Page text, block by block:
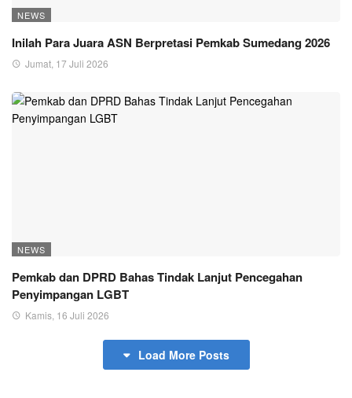
NEWS
Inilah Para Juara ASN Berpretasi Pemkab Sumedang 2026
Jumat, 17 Juli 2026
NEWS
Pemkab dan DPRD Bahas Tindak Lanjut Pencegahan
Penyimpangan LGBT
Kamis, 16 Juli 2026
Load More Posts